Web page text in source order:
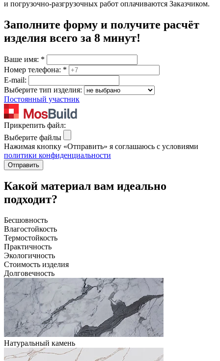
и погрузочно-разгрузочных работ оплачиваются Заказчиком.
Заполните форму и получите расчёт
изделия всего за 8 минут!
Ваше имя: *
Номер телефона: *
E-mail:
Выберите тип изделия:
Постоянный участник
Прикрепить файл:
Выберите файлы
Нажимая кнопку «Отправить» я соглашаюсь с условиями
политики конфиденциальности
Отправить
Какой материал вам идеально
подходит?
Бесшовность
Влагостойкость
Термостойкость
Практичность
Экологичность
Стоимость изделия
Долговечность
Натуральный камень